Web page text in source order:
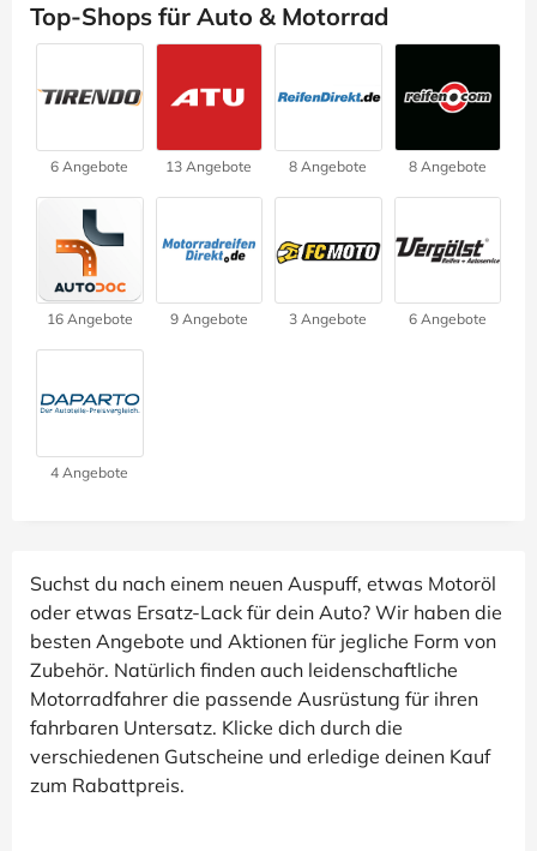
Top-Shops für Auto & Motorrad
6 Angebote 13 Angebote 8 Angebote 8 Angebote
16 Angebote 9 Angebote 3 Angebote 6 Angebote
4 Angebote
Suchst du nach einem neuen Auspuff, etwas Motoröl
oder etwas Ersatz-Lack für dein Auto? Wir haben die
besten Angebote und Aktionen für jegliche Form von
Zubehör. Natürlich finden auch leidenschaftliche
Motorradfahrer die passende Ausrüstung für ihren
fahrbaren Untersatz. Klicke dich durch die
verschiedenen Gutscheine und erledige deinen Kauf
zum Rabattpreis.